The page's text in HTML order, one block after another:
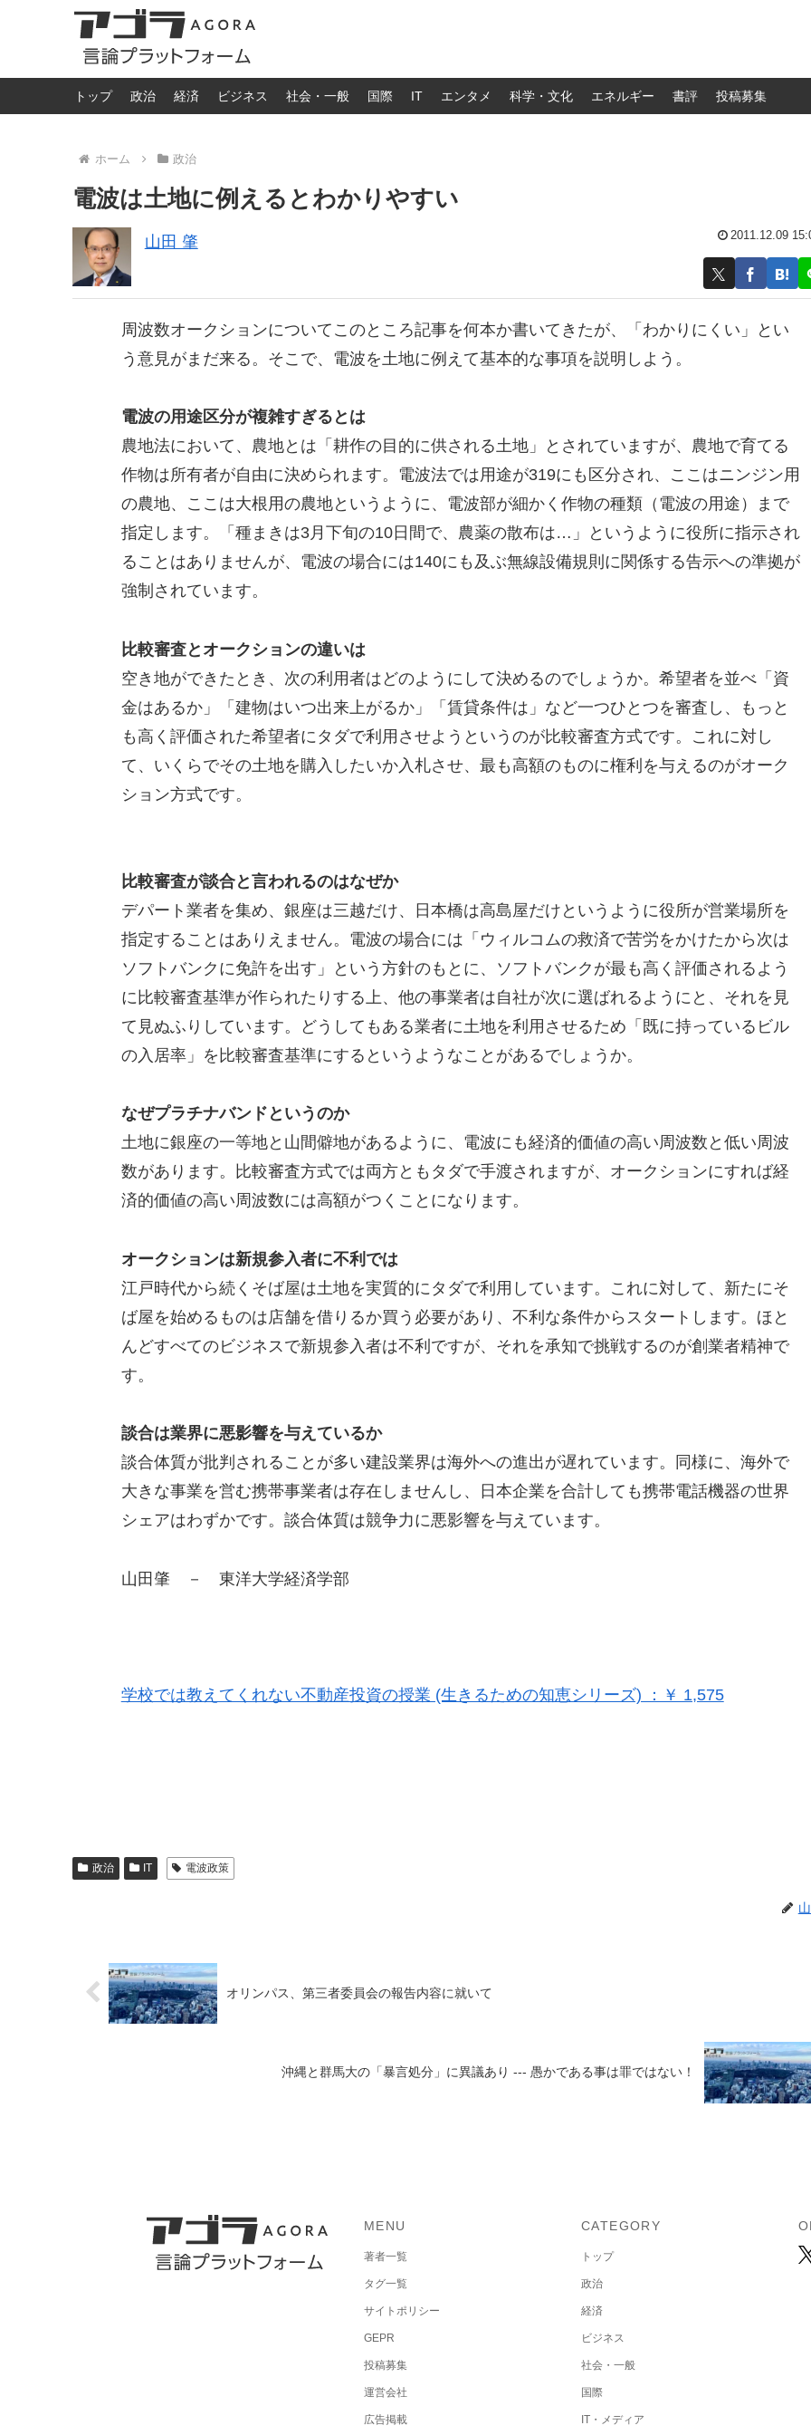
トップ 政治 経済 ビジネス 社会・一般 国際 IT エンタメ 科学・文化 エネルギー 書評 投稿募集
ホーム 政治
電波は土地に例えるとわかりやすい
山田 肇 2011.12.09
周波数オークションについてこのところ記事を何本か書いてきたが、「わかりにくい」とい
う意見がまだ来る。そこで、電波を土地に例えて基本的な事項を説明しよう。
電波の用途区分が複雑すぎるとは
農地法において、農地とは「耕作の目的に供される土地」とされていますが、農地で育てる
作物は所有者が自由に決められます。電波法では用途が319にも区分され、ここはニンジン用
の農地、ここは大根用の農地というように、電波部が細かく作物の種類（電波の用途）まで
指定します。「種まきは3月下旬の10日間で、農薬の散布は…」というように役所に指示され
ることはありませんが、電波の場合には140にも及ぶ無線設備規則に関係する告示への準拠が
強制されています。
比較審査とオークションの違いは
空き地ができたとき、次の利用者はどのようにして決めるのでしょうか。希望者を並べ「資
金はあるか」「建物はいつ出来上がるか」「賃貸条件は」など一つひとつを審査し、もっと
も高く評価された希望者にタダで利用させようというのが比較審査方式です。これに対し
て、いくらでその土地を購入したいか入札させ、最も高額のものに権利を与えるのがオーク
ション方式です。
比較審査が談合と言われるのはなぜか
デパート業者を集め、銀座は三越だけ、日本橋は高島屋だけというように役所が営業場所を
指定することはありえません。電波の場合には「ウィルコムの救済で苦労をかけたから次は
ソフトバンクに免許を出す」という方針のもとに、ソフトバンクが最も高く評価されるよう
に比較審査基準が作られたりする上、他の事業者は自社が次に選ばれるようにと、それを見
て見ぬふりしています。どうしてもある業者に土地を利用させるため「既に持っているビル
の入居率」を比較審査基準にするというようなことがあるでしょうか。
なぜプラチナバンドというのか
土地に銀座の一等地と山間僻地があるように、電波にも経済的価値の高い周波数と低い周波
数があります。比較審査方式では両方ともタダで手渡されますが、オークションにすれば経
済的価値の高い周波数には高額がつくことになります。
オークションは新規参入者に不利では
江戸時代から続くそば屋は土地を実質的にタダで利用しています。これに対して、新たにそ
ば屋を始めるものは店舗を借りるか買う必要があり、不利な条件からスタートします。ほと
んどすべてのビジネスで新規参入者は不利ですが、それを承知で挑戦するのが創業者精神で
す。
談合は業界に悪影響を与えているか
談合体質が批判されることが多い建設業界は海外への進出が遅れています。同様に、海外で
大きな事業を営む携帯事業者は存在しませんし、日本企業を合計しても携帯電話機器の世界
シェアはわずかです。談合体質は競争力に悪影響を与えています。
山田肇 － 東洋大学経済学部
学校では教えてくれない不動産投資の授業 (生きるための知恵シリーズ) ：￥ 1,575
政治 IT 電波政策
オリンパス、第三者委員会の報告内容に就いて
沖縄と群馬大の「暴言処分」に異議あり --- 愚かである事は罪ではない！
MENU
著者一覧
タグ一覧
サイトポリシー
GEPR
投稿募集
運営会社
広告掲載
CATEGORY
トップ
政治
経済
ビジネス
社会・一般
国際
IT・メディア